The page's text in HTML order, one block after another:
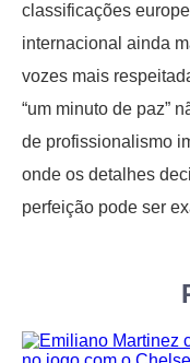
classificações
internacional ainda
vozes mais
“um minuto de paz”
de profissionalismo
onde os detalhes
perfeição pode ser